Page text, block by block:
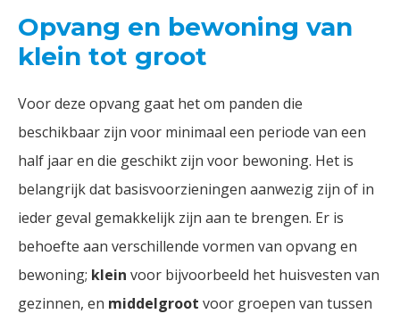
Opvang en bewoning van
klein tot groot
Voor deze opvang gaat het om panden die
beschikbaar zijn voor minimaal een periode van een
half jaar en die geschikt zijn voor bewoning. Het is
belangrijk dat basisvoorzieningen aanwezig zijn of in
ieder geval gemakkelijk zijn aan te brengen. Er is
behoefte aan verschillende vormen van opvang en
bewoning; klein voor bijvoorbeeld het huisvesten van
gezinnen, en middelgroot voor groepen van tussen